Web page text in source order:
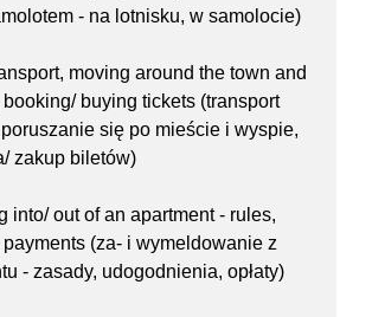
- na lotnisku, w samolocie)
moving around the town and
buying tickets (transport
się po mieście i wyspie,
zakup biletów)
into/ out of an apartment - rules,
(za- i wymeldowanie z
- zasady, udogodnienia, opłaty)